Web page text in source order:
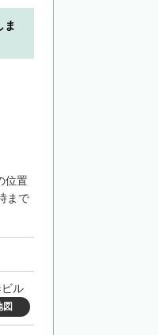
ま
位置
まで
ル
図